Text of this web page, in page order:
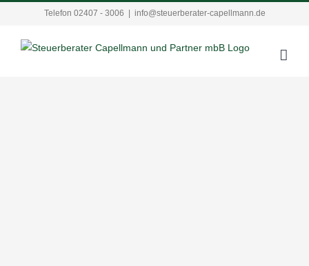
springen
Telefon 02407 - 3006 info@steuerberater-capellmann.de